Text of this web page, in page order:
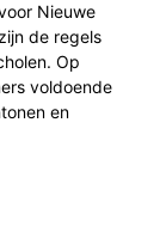
Nieuwe
de regels
Op
voldoende
en